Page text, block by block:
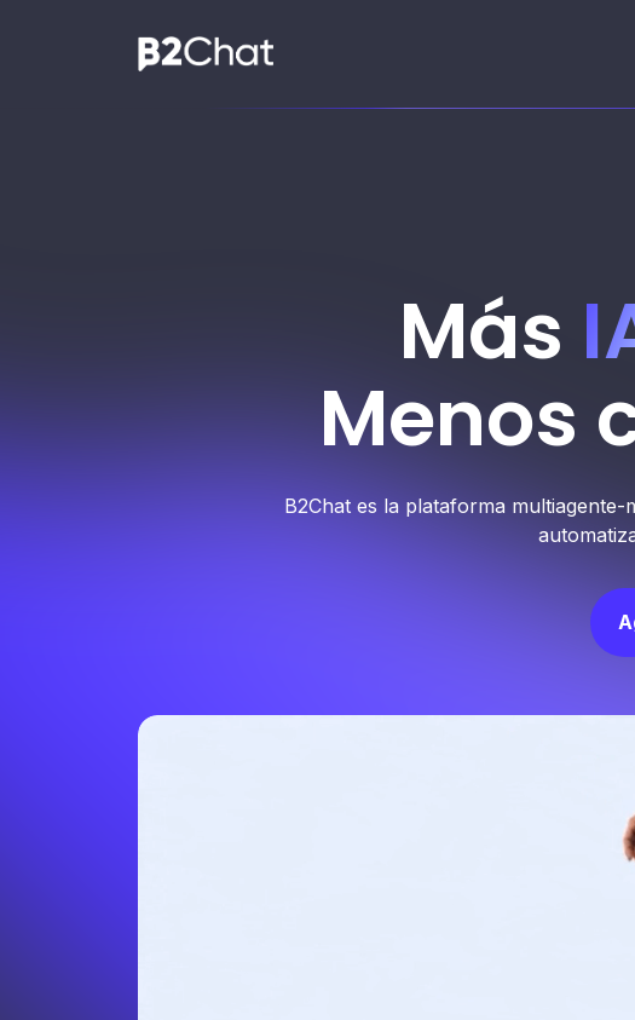
Más
Menos
B2Chat es la plataforma